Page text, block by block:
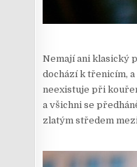
Nemají ani klasický
dochází k třenicím,
neexistuje při
a všichni se
zlatým středem